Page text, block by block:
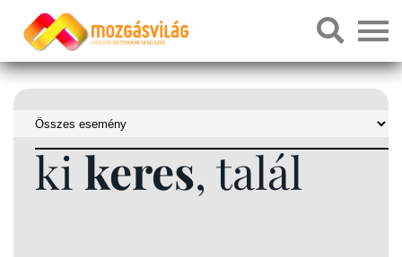
ki keres, talál